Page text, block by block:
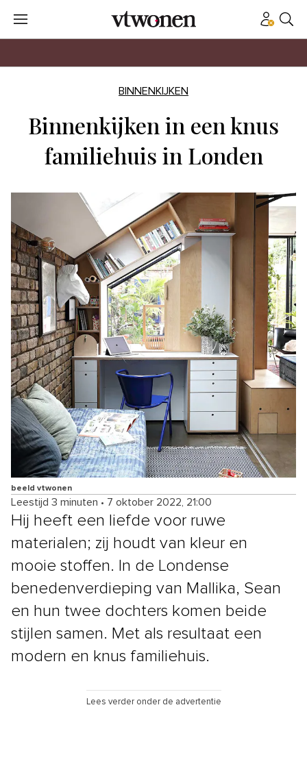
BINNENKIJKEN
Binnenkijken in een knus
familiehuis in Londen
beeld vtwonen
Leestijd 3 minuten • 7 oktober 2022, 21:00
Hij heeft een liefde voor ruwe
materialen; zij houdt van kleur en
mooie stoffen. In de Londense
benedenverdieping van Mallika, Sean
en hun twee dochters komen beide
stijlen samen. Met als resultaat een
modern en knus familiehuis.
Lees verder onder de advertentie